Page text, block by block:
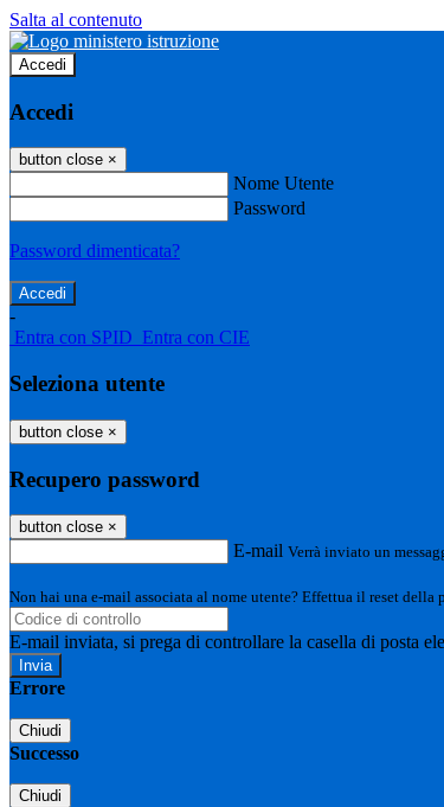
Salta al contenuto
Accedi
Accedi
button close ×
Nome Utente
Password
Password dimenticata?
-
Entra con SPID Entra con CIE
Seleziona utente
button close ×
Recupero password
button close ×
E-mail Verrà inviato un
Non hai una e-mail associata al nome utente? Effettua il reset della
E-mail inviata, si prega di controllare la casella di posta
Errore
Chiudi
Successo
Chiudi